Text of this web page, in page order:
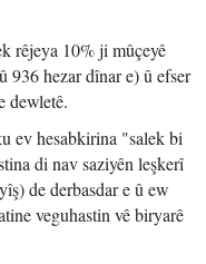
rêjeya 10% ji mûçeyê
936 hezar dînar e) û efser
dewletê.
ev hesabkirina "salek bi
di nav saziyên leşkerî
de derbasdar e û ew
veguhastin vê biryarê